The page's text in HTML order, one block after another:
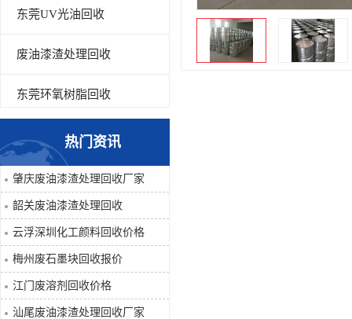
东莞UV光油回收
废油漆渣处理回收
东莞环氧树脂回收
回收废清洗剂
废液压油回收
回收工程内外墙油漆
废油漆渣处理回收
废溶剂回收
热门资讯
肇庆废油漆渣处理回收厂家
韶关废油漆渣处理回收
云浮深圳化工颜料回收价格
梅州废石墨块回收报价
江门废溶剂回收价格
汕尾废油漆渣处理回收厂家